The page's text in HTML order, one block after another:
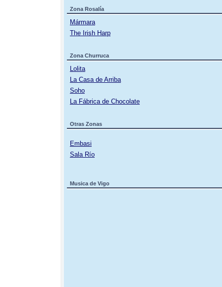
Zona Rosalía
Mármara
The Irish Harp
Zona Churruca
Lolita
La Casa de Arriba
Soho
La Fábrica de Chocolate
Otras Zonas
Embasi
Sala Río
Musica de Vigo